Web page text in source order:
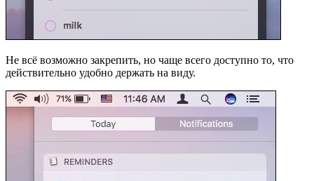
Не всё возможно закрепить, но чаще всего доступно то, что
действительно удобно держать на виду.